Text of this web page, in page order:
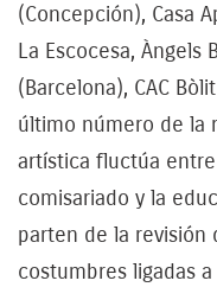
(Concepción), Casa
La Escocesa, Àngels
(Barcelona), CAC
último número de la
artística fluctúa
comisariado y la
parten de la revisión
costumbres ligadas